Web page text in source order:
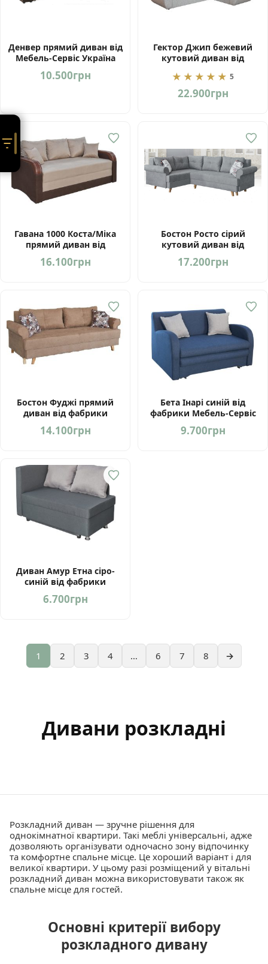
Дивани розкладні
Розкладний диван — зручне рішення для
однокімнатної квартири. Такі меблі універсальні, адже
дозволяють організувати одночасно зону відпочинку
та комфортне спальне місце. Це хороший варіант і для
великої квартири. У цьому разі розміщений у вітальні
розкладний диван можна використовувати також як
спальне місце для гостей.
Основні критерії вибору
розкладного дивану
Денвер прямий диван від
Мебель-Сервіс Україна
10.500грн
Гектор Джип бежевий
кутовий диван від
Україна
★★★★★ 5
22.900грн
Гавана 1000 Коста/Міка
прямий диван від
Мебель-Сервіс Україна
16.100грн
Бостон Росто сірий
кутовий диван від
фабрики Мебель-Сервіс
Україна
17.200грн
Бостон Фуджі прямий
диван від фабрики
Мебель-Сервіс Україна
14.100грн
Бета Інарі синій від
фабрики Мебель-Сервіс
Україна
9.700грн
Диван Амур Етна сіро-
синій від фабрики
Мебель-Сервіс Україна
6.700грн
1 2 3 4 … 6 7 8 →